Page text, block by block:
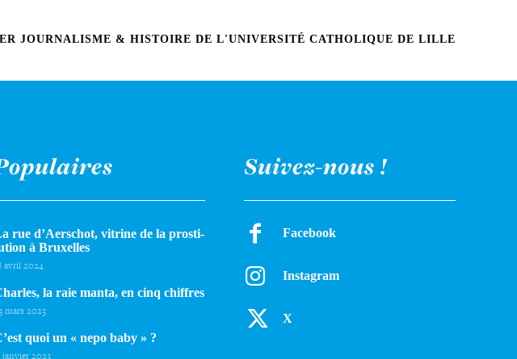
JOURNALISME & HISTOIRE DE L'UNIVERSITÉ CATHOLIQUE DE LILLE
rue d’Aerschot, vitrine de la pros­ti­
à Bruxelles
avril 2024
la raie manta, en cinq chiffres
mars 2023
quoi un « nepo baby » ?
janvier 2023
Suivez-nous !
Facebook
Instagram
X